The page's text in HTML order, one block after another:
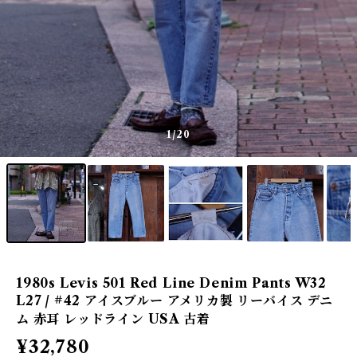
1/20
1980s Levis 501 Red Line Denim Pants W32
L27 / #42 アイスブルー アメリカ製 リーバイス デニ
ム 赤耳 レッドライン USA 古着
¥32,780